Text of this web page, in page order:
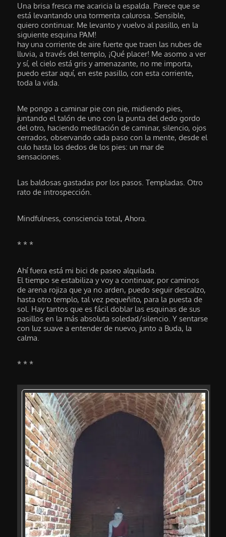
Una brisa fresca me acaricia la espalda. Parece que se
está levantando una tormenta calurosa. Sensible,
quiero continuar. Me levanto y vuelvo al pasillo, en la
siguiente esquina PAM!
hay una corriente de aire fuerte que traen las nubes de
lluvia, a través del templo, ¡Qué placer! Me asomo a ver
y sí, el cielo está gris y amenazante, no me importa,
puedo estar aquí, en este pasillo, con esta corriente,
toda la vida.
Me pongo a caminar pie con pie, midiendo pies,
juntando el talón de uno con la punta del dedo gordo
del otro, haciendo meditación de caminar, silencio, ojos
cerrados, observando cada paso con la mente, desde el
culo hasta los dedos de los pies: un mar de
sensaciones.
Las baldosas gastadas por los pasos. Templadas. Otro
rato de introspección.
Mindfulness, consciencia total, Ahora.
* * *
Ahí fuera está mi bici de paseo alquilada.
El tiempo se estabiliza y voy a continuar, por caminos
de arena rojiza que ya no arden, puedo seguir descalzo,
hasta otro templo, tal vez pequeñito, para la puesta de
sol. Hay tantos que es fácil doblar las esquinas de sus
pasillos en la más absoluta soledad/silencio. Y sentarse
con luz suave a entender de nuevo, junto a Buda, la
calma.
* * *